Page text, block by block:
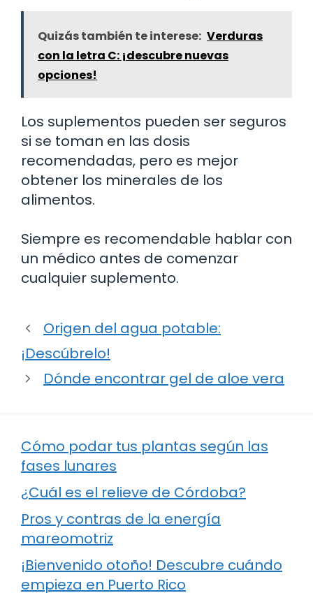
Quizás también te interese: Verduras
con la letra C: ¡descubre nuevas
opciones!
Los suplementos pueden ser seguros
si se toman en las dosis
recomendadas, pero es mejor
obtener los minerales de los
alimentos.
Siempre es recomendable hablar con
un médico antes de comenzar
cualquier suplemento.
Origen del agua potable:
¡Descúbrelo!
Dónde encontrar gel de aloe vera
Cómo podar tus plantas según las
fases lunares
¿Cuál es el relieve de Córdoba?
Pros y contras de la energía
mareomotriz
¡Bienvenido otoño! Descubre cuándo
empieza en Puerto Rico